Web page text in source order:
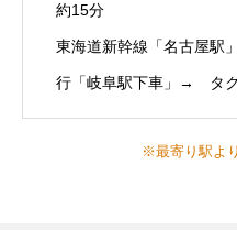
約15分
東海道新幹線「名古屋駅
行「岐阜駅下車」→ タ
※最寄り駅よ